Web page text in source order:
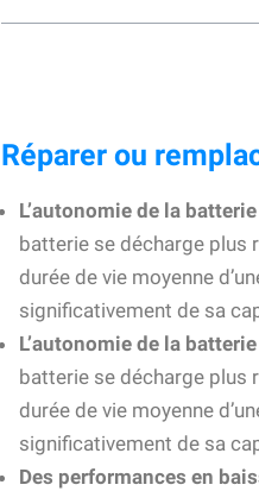
Réparer ou
L’autonomie de la
batterie se décharge plus
durée de vie moyenne
significativement de sa
L’autonomie de la
batterie se décharge plus
durée de vie moyenne
significativement de sa
Des performances en